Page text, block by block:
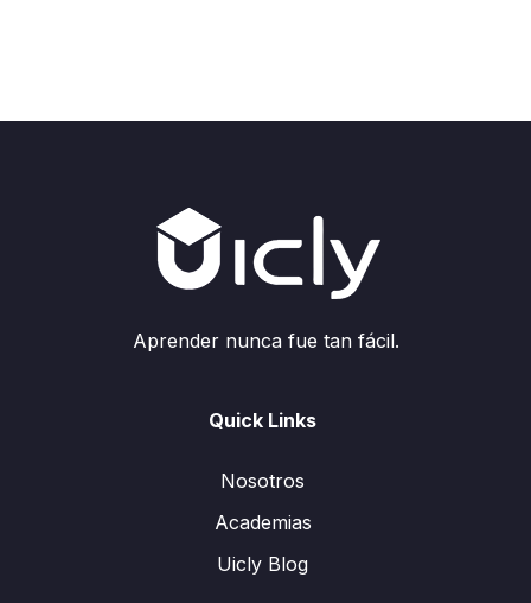
Aprender nunca fue tan fácil.
Quick Links
Nosotros
Academias
Uicly Blog